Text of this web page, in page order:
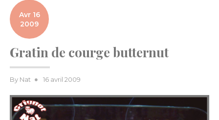
Avr 16
2009
Gratin de courge butternut
By Nat
Posted
16 avril 2009